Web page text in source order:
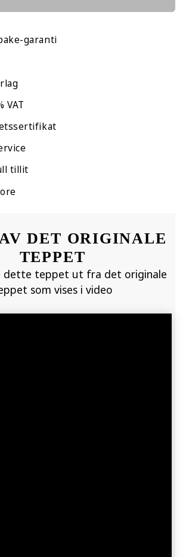
garanti
VAT
tillit
DET ORIGINALE
TEPPET
dette teppet ut fra det originale
som vises i video